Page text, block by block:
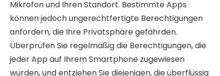
Mikrofon und Ihren Standort. Bestimmte Apps
können jedoch ungerechtfertigte Berechtigungen
anfordern, die Ihre Privatsphäre gefährden.
Überprüfen Sie regelmäßig die Berechtigungen, die
jeder App auf Ihrem Smartphone zugewiesen
wurden, und entziehen Sie diejenigen, die überflüssig